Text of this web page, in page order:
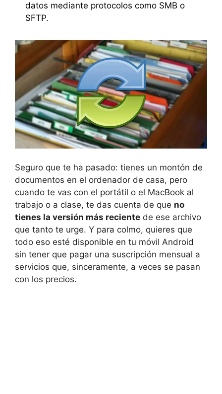
datos mediante protocolos como SMB o
SFTP.
Seguro que te ha pasado: tienes un montón de
documentos en el ordenador de casa, pero
cuando te vas con el portátil o el MacBook al
trabajo o a clase, te das cuenta de que no
tienes la versión más reciente de ese archivo
que tanto te urge. Y para colmo, quieres que
todo eso esté disponible en tu móvil Android
sin tener que pagar una suscripción mensual a
servicios que, sinceramente, a veces se pasan
con los precios.